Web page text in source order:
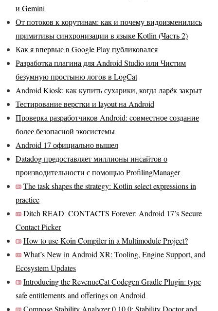
и Gemini
От потоков к корутинам: как и почему видоизменились
примитивы синхронизации в языке Kotlin (Часть 2)
Как я впервые в Google Play публиковался
Разработка плагина для Android Studio или Чистим
безумную простыню логов в LogCat
Android Kiosk: как купить сухарики, когда ларёк закрыт
Тестирование верстки и layout на Android
Проверка разработчиков Android: cовместное создание
более безопасной экосистемы
Android 17 официально вышел
Datadog предоставляет миллионы инсайтов о
производительности с помощью ProfilingManager
The task shapes the strategy: Kotlin select expressions in
practice
Ditch READ_CONTACTS Forever: Android 17’s Secure
Contact Picker
How to use Koin Compiler in a Multimodule Project?
What’s New in Android XR: Tooling, Engine Support, and
Ecosystem Updates
Introducing the RevenueCat Codegen Gradle Plugin: type
safe entitlements and offerings on Android
Compose Stability Analyzer 0.10.0: Stability Doctor and